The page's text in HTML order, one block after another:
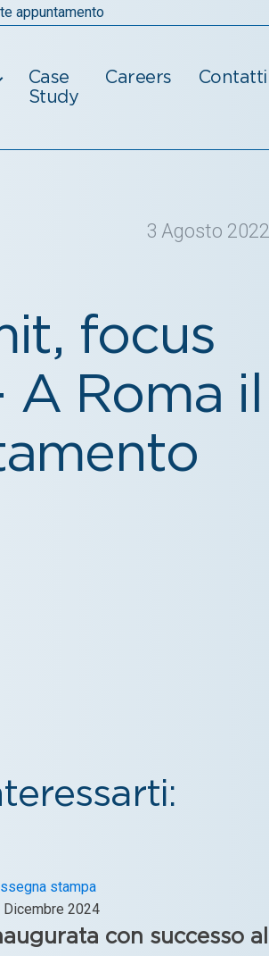
appuntamento
Case
Study
Careers Contatti
3 Agosto 2022
focus
Roma il
stampa
Dicembre 2024
con successo al